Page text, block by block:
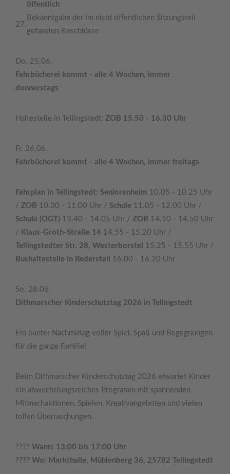
öffentlich
27.
Bekanntgabe der im nicht öffentlichen Sitzungsteil
gefassten Beschlüsse
Do. 25.06.
Fahrbücherei kommt - alle 4 Wochen, immer
donnerstags
Haltestelle in Tellingstedt: ZOB 15.50 - 16.30 Uhr
Fr. 26.06.
Fahrbücherei kommt - alle 4 Wochen, immer freitags
Fahrplan in Tellingstedt: Seniorenheim 10.05 - 10.25 Uhr
/ ZOB 10.30 - 11.00 Uhr / Schule 11.05 - 12.00 Uhr /
Schule (OGT) 13.40 - 14.05 Uhr / ZOB 14.10 - 14.50 Uhr
/ Klaus-Groth-Straße 14 14.55 - 15.20 Uhr /
Tellingstedter Str. 28, Westerborstel
15.25 - 15.55 Uhr /
Bushaltestelle in Rederstall
16.00 - 16.20 Uhr
So. 28.06.
Dithmarscher Kinderschutztag 2026 in Tellingstedt
Ein bunter Nachmittag voller Spiel, Spaß und Begegnungen
für die ganze Familie!
Beim Dithmarscher Kinderschutztag 2026 erwartet Kinder
ein abwechslungsreiches Programm mit spannenden
Mitmachaktionen, Spielen, Kreativangeboten und vielen
tollen Überraschungen.
???? Wann: 13:00 bis 17:00 Uhr
???? Wo: Markthalle, Mühlenberg 36, 25782 Tellingstedt